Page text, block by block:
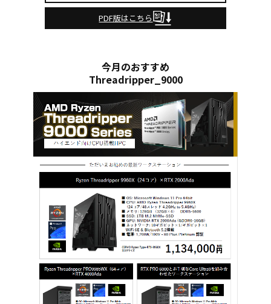
PDF版はこちら
今月のおすすめ
Threadripper_9000